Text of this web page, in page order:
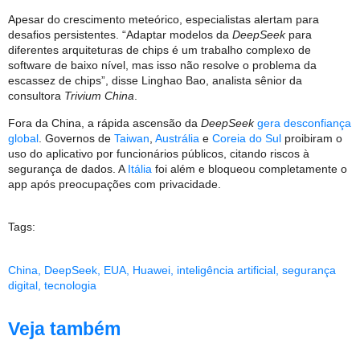
Apesar do crescimento meteórico, especialistas alertam para
desafios persistentes. “Adaptar modelos da DeepSeekpara
diferentes arquiteturas de chips é um trabalho complexo de
software de baixo nível, mas isso não resolve o problema da
escassez de chips”, disse Linghao Bao, analista sênior da
consultora Trivium China.
Fora da China, a rápida ascensão da DeepSeek gera desconfiança
global . Governos de Taiwan Austrália e Coreia do Sul proibiram o
uso do aplicativo por funcionários públicos, citando riscos à
segurança de dados. A Itália foi além e bloqueou completamente o
app após preocupações com privacidade.
Tags:
China DeepSeek EUA Huawei inteligência artificial segurança
digital tecnologia
Veja também